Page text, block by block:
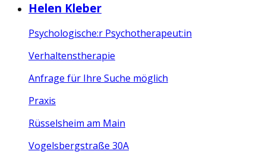
Helen Kleber
Psychologische:r Psychotherapeut:in
Verhaltenstherapie
Anfrage für Ihre Suche möglich
Praxis
Rüsselsheim am Main
Vogelsbergstraße 30A